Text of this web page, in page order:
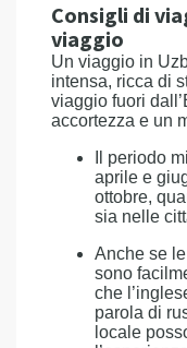
Consigli di
viaggio
Un viaggio in
intensa, ricca di
viaggio fuori
accortezza e un
Il periodo
aprile e
ottobre,
sia nelle
Anche se
sono
che
parola di
locale